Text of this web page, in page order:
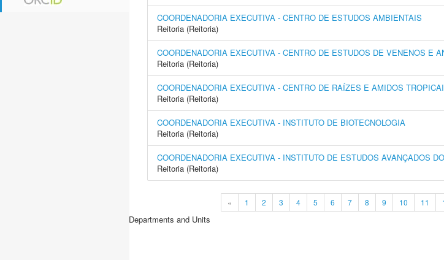
COORDENADORIA EXECUTIVA - CENTRO DE ESTUDOS AMBIENTAIS
Reitoria (Reitoria)
COORDENADORIA EXECUTIVA - CENTRO DE ESTUDOS DE VENENOS E
Reitoria (Reitoria)
COORDENADORIA EXECUTIVA - CENTRO DE RAÍZES E AMIDOS
Reitoria (Reitoria)
COORDENADORIA EXECUTIVA - INSTITUTO DE BIOTECNOLOGIA
Reitoria (Reitoria)
COORDENADORIA EXECUTIVA - INSTITUTO DE ESTUDOS AVANÇADOS
Reitoria (Reitoria)
« 1 2 3 4 5 6 7 8 9 10 11
Departments and Units